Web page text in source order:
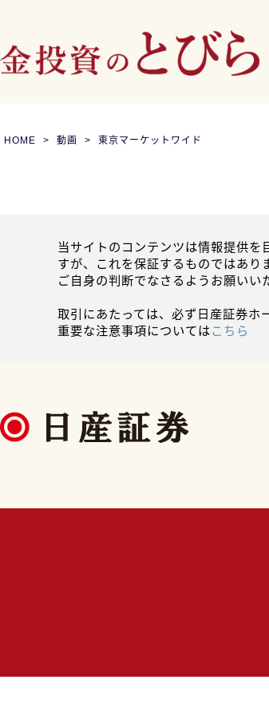
HOME 動画 東京マーケットワイド
当サイトのコンテンツは情報提供
すが、これを保証するものではあ
ご自身の判断でなさるようお願いい
取引にあたっては、必ず日産証券ホ
重要な注意事項についてはこちら